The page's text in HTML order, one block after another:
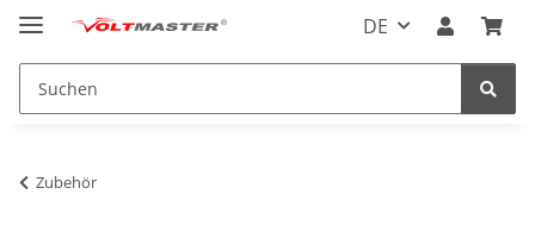
DE
Zubehör